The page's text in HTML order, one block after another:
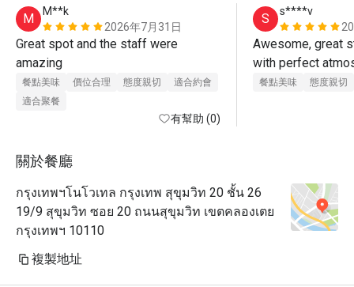
M
M**k
2026年7月31日
Great spot and the staff were
餐點美味 價位合理 態度親切
適合約會
適合聚餐
有幫助 (0)
S
s****v
Awesome, great
with perfect
餐點美味 態度親切
關於餐廳
กรุงเทพฯโนโวเทล กรุงเทพ สุขุมวิท 20 ชั้น 26
19/9 สุขุมวิท ซอย 20 ถนนสุขุมวิท เขตคลองเตย
กรุงเทพฯ 10110
複製地址